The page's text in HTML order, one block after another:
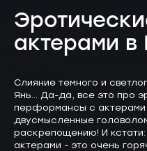
актерами
Слияние темного и
Янь... Да-да, все это про
перформансы с
двусмысленные
раскрепощению! И
актерами - это очень